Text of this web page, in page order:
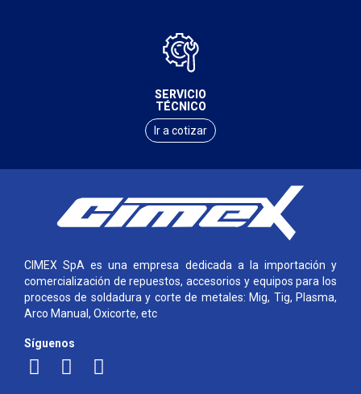
SERVICIO
TÉCNICO
Ir a cotizar
CIMEX SpA es una empresa dedicada a la importación y
comercialización de repuestos, accesorios y equipos para los
procesos de soldadura y corte de metales: Mig, Tig, Plasma,
Arco Manual, Oxicorte, etc
Síguenos